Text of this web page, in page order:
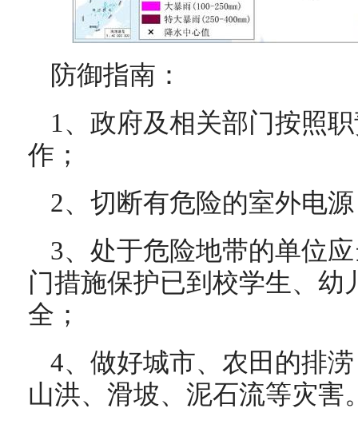
防御指南：
1、政府及相关部门按照
作；
2、切断有危险的室外电
3、处于危险地带的单位
门措施保护已到校学生、幼
全；
4、做好城市、农田的排
山洪、滑坡、泥石流等灾害